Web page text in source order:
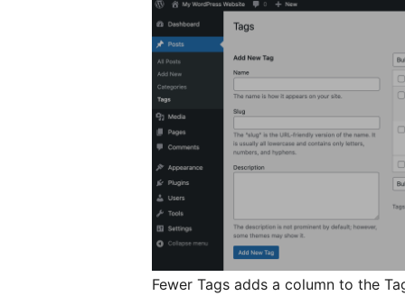
Fewer Tags adds a column to the